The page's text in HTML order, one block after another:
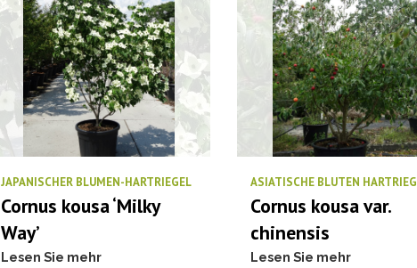
JAPANISCHER BLUMEN-HARTRIEGEL
Cornus kousa ‘Milky
Way’
Lesen Sie mehr
ASIATISCHE BLUTEN
Cornus kousa var.
chinensis
Lesen Sie mehr